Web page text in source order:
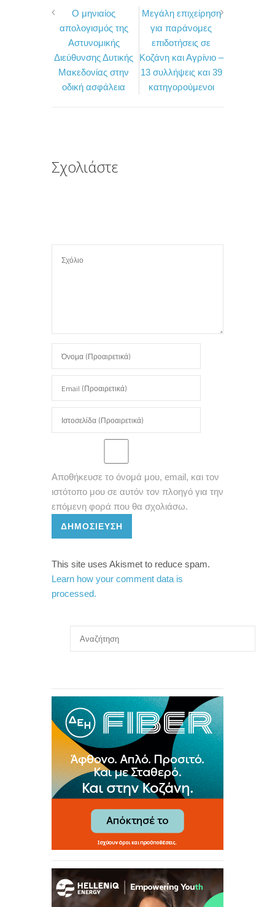
c
e
b
o
o
i
t
t
e
r
ρ
α
σ
τ
Ο μηνιαίος
απολογισμός της
Αστυνομικής
Διεύθυνσης Δυτικής
Μακεδονίας στην
οδική ασφάλεια
Μεγάλη επιχείρηση
για παράνομες
επιδοτήσεις σε
Κοζάνη και Αγρίνιο –
13 συλλήψεις και 39
κατηγορούμενοι
Σχολιάστε
Αποθήκευσε το όνομά μου, email, και τον
ιστότοπο μου σε αυτόν τον πλοηγό για την
επόμενη φορά που θα σχολιάσω.
ΔΗΜΟΣΊΕΥΣΗ
This site uses Akismet to reduce spam.
Learn how your comment data is
processed.